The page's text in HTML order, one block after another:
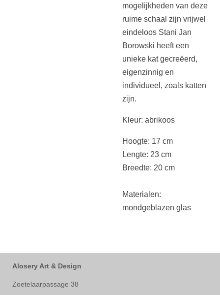
mogelijkheden van deze
ruime schaal zijn vrijwel
eindeloos Stani Jan
Borowski heeft een
unieke kat gecreëerd,
eigenzinnig en
individueel, zoals katten
zijn.
Kleur: abrikoos
Hoogte: 17 cm
Lengte: 23 cm
Breedte: 20 cm
Materialen:
mondgeblazen glas
Alosery Art & Design
Zoetelaarpassage 38